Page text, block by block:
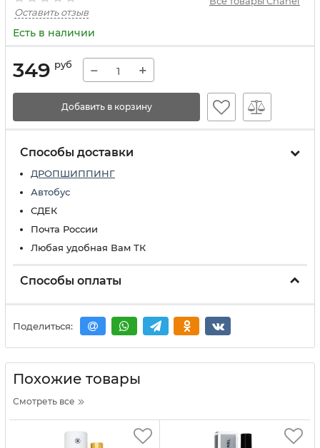
Оставить отзыв
Есть в наличии
349 руб − +
Добавить в корзину
Способы доставки
ДРОПШИППИНГ
Автобус
СДЕК
Почта России
Любая удобная Вам ТК
Способы оплаты
Поделиться:
Похожие товары
Смотреть все